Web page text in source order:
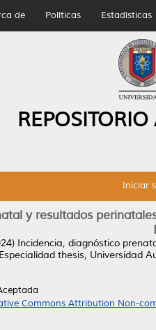
de Políticas Estadísticas
Iniciar
y resultados
Incidencia, diagnóstico
Especialidad thesis, Universidad
Commons Attribution Non-